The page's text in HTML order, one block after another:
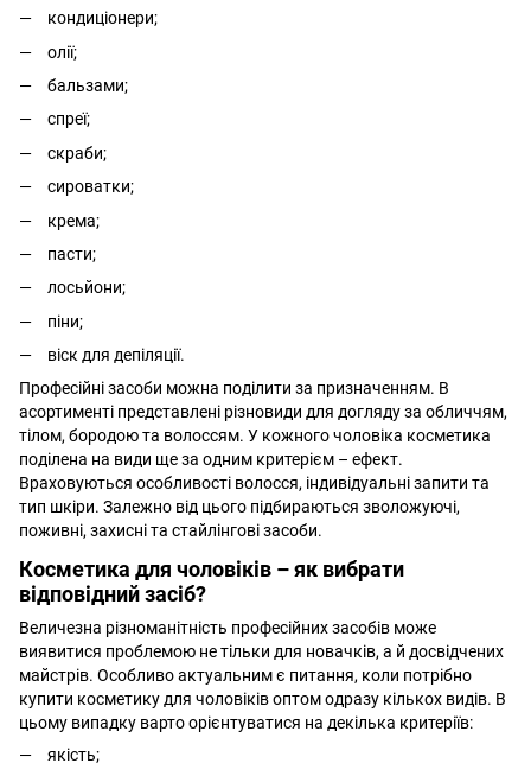
кондиціонери;
олії;
бальзами;
спреї;
скраби;
сироватки;
крема;
пасти;
лосьйони;
піни;
віск для депіляції.
Професійні засоби можна поділити за призначенням. В
асортименті представлені різновиди для догляду за обличчям,
тілом, бородою та волоссям. У кожного чоловіка косметика
поділена на види ще за одним критерієм – ефект.
Враховуються особливості волосся, індивідуальні запити та
тип шкіри. Залежно від цього підбираються зволожуючі,
поживні, захисні та стайлінгові засоби.
Косметика для чоловіків – як вибрати
відповідний засіб?
Величезна різноманітність професійних засобів може
виявитися проблемою не тільки для новачків, а й досвідчених
майстрів. Особливо актуальним є питання, коли потрібно
купити косметику для чоловіків оптом одразу кількох видів. В
цьому випадку варто орієнтуватися на декілька критеріїв:
якість;